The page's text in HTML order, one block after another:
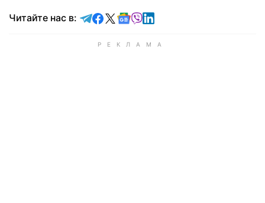
Читайте нас в: Читайте в Telegram
Читайте в Facebook
Читайте в X
Читайте в Google news
Читайте в Viber
Читайте в LinkedIn